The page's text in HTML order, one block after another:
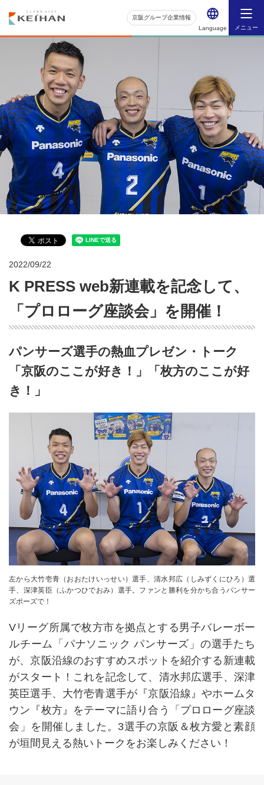
Language メニュー
京阪グループ企業情報
2022/09/22
K PRESS web新連載を記念して、
「プロローグ座談会」を開催！
パンサーズ選手の熱血プレゼン・トーク
「京阪のここが好き！」「枚方のここが好
き！」
左から大竹壱青（おおたけいっせい）選手、清水邦広（しみずくにひろ）選
手、深津英臣（ふかつひでおみ）選手。ファンと勝利を分かち合うパンサー
ズポーズで！
Vリーグ所属で枚方市を拠点とする男子バレーボー
ルチーム「パナソニック パンサーズ」の選手たち
が、京阪沿線のおすすめスポットを紹介する新連載
がスタート！これを記念して、清水邦広選手、深津
英臣選手、大竹壱青選手が『京阪沿線』やホームタ
ウン『枚方』をテーマに語り合う「プロローグ座談
会」を開催しました。3選手の京阪＆枚方愛と素顔
が垣間見える熱いトークをお楽しみください！